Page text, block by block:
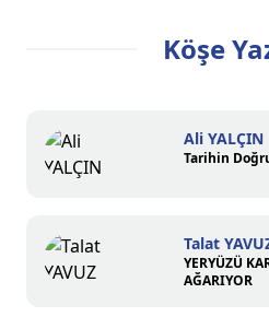
Köşe
Ali YALÇIN
Tarihin
Talat
YERYÜZÜ
AĞARIYOR